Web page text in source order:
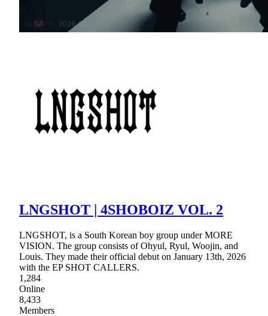
LNGSHOT | 4SHOBOIZ VOL. 2
LNGSHOT, is a South Korean boy group under MORE
VISION. The group consists of Ohyul, Ryul, Woojin, and
Louis. They made their official debut on January 13th, 2026
with the EP SHOT CALLERS.
1,284
Online
8,433
Members